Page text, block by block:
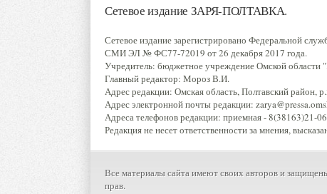
Сетевое издание ЗАРЯ-ПОЛТАВКА.
Сетевое издание зарегистрировано Федеральной
СМИ ЭЛ № ФС77-72019 от 26 декабря 2017 года.
Учредитель: бюджетное учреждение Омской области
Главный редактор: Мороз В.И.
Адрес редакции: Омская область, Полтавский район,
Адрес электронной почты редакции:
Адреса телефонов редакции: приемная - 8(38163)21-
Редакция не несет ответственности за мнения,
Все материалы сайта имеют своих авторов и
прав.